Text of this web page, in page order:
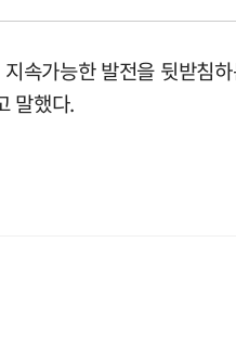
속가능한 발전을 뒷받
말했다.